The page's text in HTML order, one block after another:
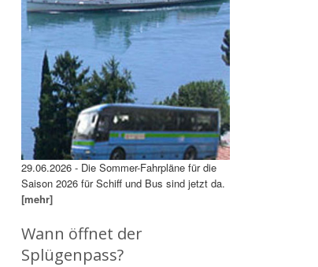
29.06.2026 - Die Sommer-Fahrpläne für die
Saison 2026 für Schiff und Bus sind jetzt da.
[mehr]
Wann öffnet der
Splügenpass?